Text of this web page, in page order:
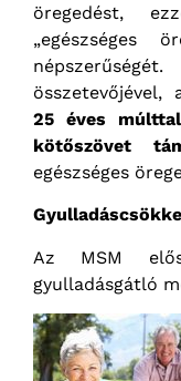
öregedést,
„egészséges
összetevőjével,
25 éves
kötőszövet
egészséges
Az MSM
gyulladásgátló